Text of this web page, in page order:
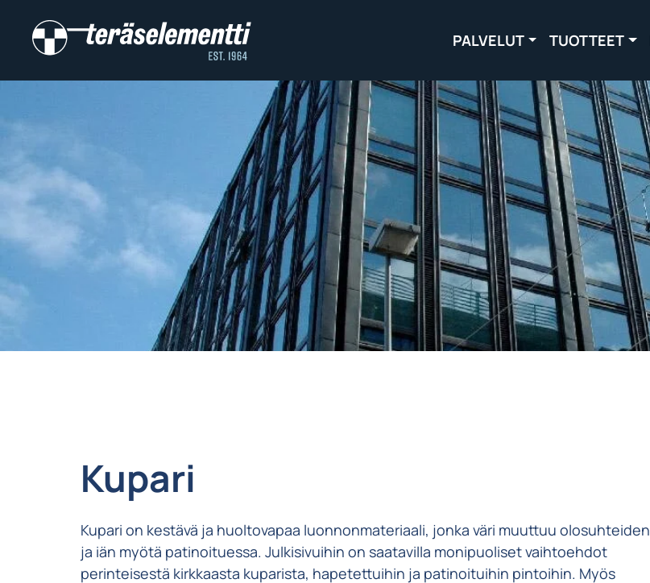
PALVELUT TUOTTEET
Kupari
Kupari on kestävä ja huoltovapaa luonnonmateriaali, jonka väri muuttuu olosuhteiden
ja iän myötä patinoituessa. Julkisivuihin on saatavilla monipuoliset vaihtoehdot
perinteisestä kirkkaasta kuparista, hapetettuihin ja patinoituihin pintoihin. Myös